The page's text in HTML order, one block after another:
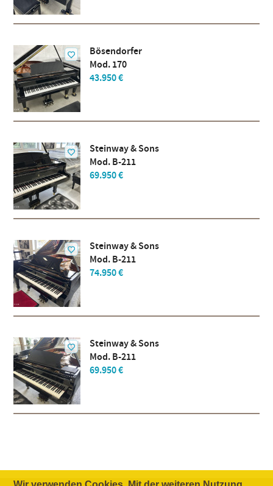
Bösendorfer
Mod. 170
43.950 €
Steinway & Sons
Mod. B-211
69.950 €
Steinway & Sons
Mod. B-211
74.950 €
Steinway & Sons
Mod. B-211
69.950 €